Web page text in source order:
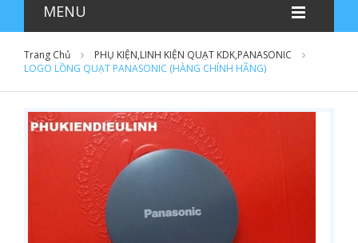
MENU
Trang Chủ
PHỤ KIỆN,LINH KIỆN QUẠT KDK,PANASONIC
LOGO LỒNG QUẠT PANASONIC (HÀNG CHÍNH HÃNG)